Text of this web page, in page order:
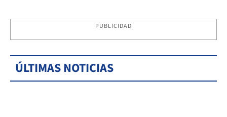
PUBLICIDAD
ÚLTIMAS NOTICIAS